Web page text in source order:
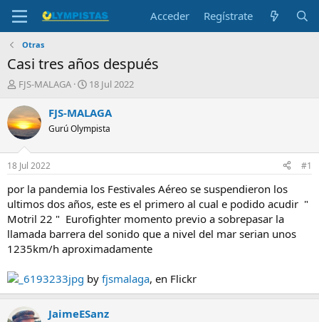
Acceder Regístrate
Otras
Casi tres años después
I
i
c
i
a
d
o
r
d
e
l
t
e
a
FJS-MALAGA
F
c
a
i
n
c
i
o
18 Jul 2022
FJS-MALAGA
Gurú Olympista
18 Jul 2022 #1
por la pandemia los Festivales Aéreo se suspendieron los
ultimos dos años, este es el primero al cual e podido acudir "
Motril 22 " Eurofighter momento previo a sobrepasar la
llamada barrera del sonido que a nivel del mar serian unos
1235km/h aproximadamente
_6193233jpg by fjsmalaga, en Flickr
JaimeESanz